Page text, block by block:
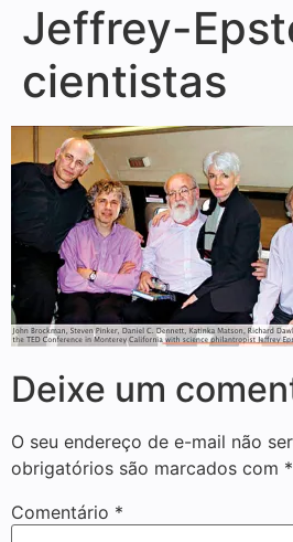
Jeffrey-
cientistas
Deixe um
O seu endereço de e-mail não
obrigatórios são marcados com *
Comentário *